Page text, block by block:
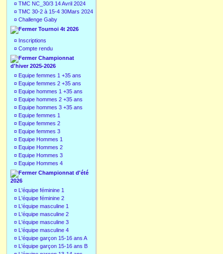
¤ TMC NC_30/3 14 Avril 2024
¤ TMC 30-2 à 15-4 30Mars 2024
¤ Challenge Gaby
Tournoi 4t 2026
¤ Inscriptions
¤ Compte rendu
Championnat
d'hiver 2025-2026
¤ Equipe femmes 1 +35 ans
¤ Equipe femmes 2 +35 ans
¤ Equipe hommes 1 +35 ans
¤ Equipe hommes 2 +35 ans
¤ Equipe hommes 3 +35 ans
¤ Equipe femmes 1
¤ Equipe femmes 2
¤ Equipe femmes 3
¤ Equipe Hommes 1
¤ Equipe Hommes 2
¤ Equipe Hommes 3
¤ Equipe Hommes 4
Championnat d'été
2026
¤ L'équipe féminine 1
¤ L'équipe féminine 2
¤ L'équipe masculine 1
¤ L'équipe masculine 2
¤ L'équipe masculine 3
¤ L'équipe masculine 4
¤ L'équipe garçon 15-16 ans A
¤ L'équipe garçon 15-16 ans B